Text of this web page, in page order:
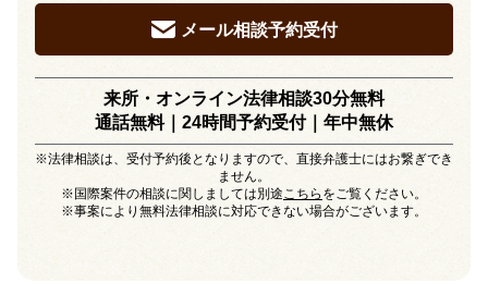
メール相談予約受付
来所・オンライン法律相談30分無料
通話無料｜24時間予約受付｜年中無休
※法律相談は、受付予約後となりますので、直接弁護士にはお繋ぎでき
ません。
※国際案件の相談に関しましては別途こちら をご覧ください。
※事案により無料法律相談に対応できない場合がございます。